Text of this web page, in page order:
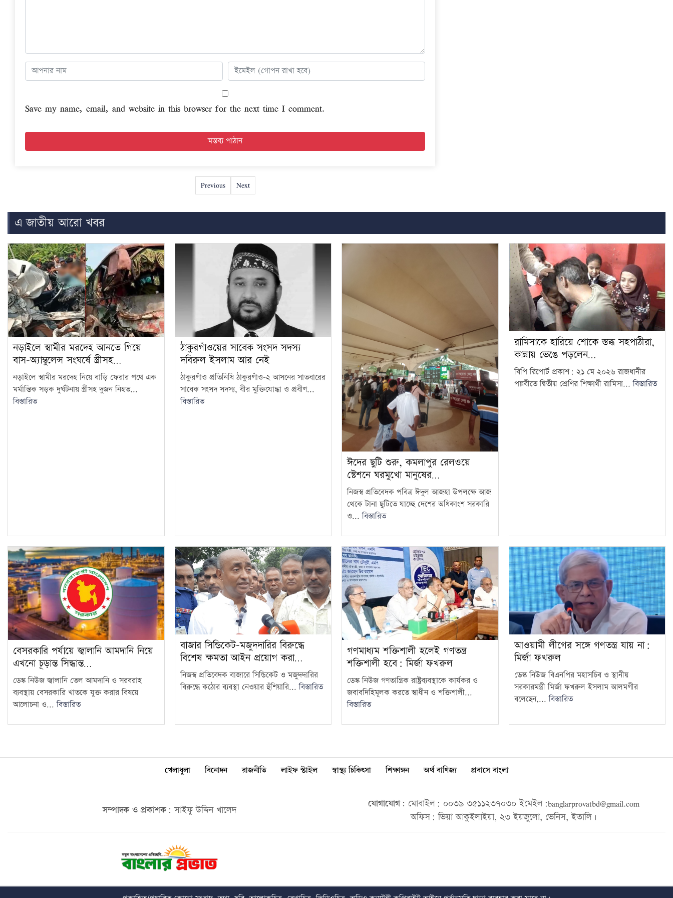
Save my name, email, and website in this browser for the next time I comment.
Previous Next
এ জাতীয় আরো খবর
নড়াইলে স্বামীর মরদেহ আনতে গিয়ে
বাস-অ্যাম্বুলেন্স সংঘর্ষে স্ত্রীসহ…
নড়াইলে স্বামীর মরদেহ নিয়ে বাড়ি ফেরার পথে এক
মর্মান্তিক সড়ক দুর্ঘটনায় স্ত্রীসহ দুজন নিহত...
বিস্তারিত
ঠাকুরগাঁওয়ের সাবেক সংসদ সদস্য
দবিরুল ইসলাম আর নেই
ঠাকুরগাঁও প্রতিনিধি ঠাকুরগাঁও-২ আসনের সাতবারের
সাবেক সংসদ সদস্য, বীর মুক্তিযোদ্ধা ও প্রবীণ...
বিস্তারিত
ঈদের ছুটি শুরু, কমলাপুর রেলওয়ে
স্টেশনে ঘরমুখো মানুষের…
নিজস্ব প্রতিবেদক পবিত্র ঈদুল আজহা উপলক্ষে আজ
থেকে টানা ছুটিতে যাচ্ছে দেশের অধিকাংশ সরকারি
ও...বিস্তারিত
রামিসাকে হারিয়ে শোকে স্তব্ধ সহপাঠীরা,
কান্নায় ভেঙে পড়লেন…
বিপি রিপোর্ট প্রকাশ: ২১ মে ২০২৬ রাজধানীর
পল্লবীতে দ্বিতীয় শ্রেণির শিক্ষার্থী রামিসা...বিস্তারিত
বেসরকারি পর্যায়ে জ্বালানি আমদানি নিয়ে
এখনো চূড়ান্ত সিদ্ধান্ত…
ডেস্ক নিউজ জ্বালানি তেল আমদানি ও সরবরাহ
ব্যবস্থায় বেসরকারি খাতকে যুক্ত করার বিষয়ে
আলোচনা ও...বিস্তারিত
বাজার সিন্ডিকেট-মজুদদারির বিরুদ্ধে
বিশেষ ক্ষমতা আইন প্রয়োগ করা…
নিজস্ব প্রতিবেদক বাজারে সিন্ডিকেট ও মজুদদারির
বিরুদ্ধে কঠোর ব্যবস্থা নেওয়ার হুঁশিয়ারি...বিস্তারিত
গণমাধ্যম শক্তিশালী হলেই গণতন্ত্র
শক্তিশালী হবে: মির্জা ফখরুল
ডেস্ক নিউজ গণতান্ত্রিক রাষ্ট্রব্যবস্থাকে কার্যকর ও
জবাবদিহিমূলক করতে স্বাধীন ও শক্তিশালী...
বিস্তারিত
আওয়ামী লীগের সঙ্গে গণতন্ত্র যায় না:
মির্জা ফখরুল
ডেস্ক নিউজ বিএনপির মহাসচিব ও স্থানীয়
সরকারমন্ত্রী মির্জা ফখরুল ইসলাম আলমগীর
বলেছেন,...বিস্তারিত
খেলাধুলা বিনোদন রাজনীতি লাইফ স্টাইল স্বাস্থ্য চিকিৎসা শিক্ষাঙ্গন অর্থ বাণিজ্য প্রবাসে বাংলা
সম্পাদক ও প্রকাশক: সাইফু উদ্দিন খালেদ
যোগাযোগ: মোবাইল: ০০৩৯ ৩৫১১২৩৭০৩০ ইমেইল:banglarprovatbd@gmail.com
অফিস: ভিয়া আকুইলাইয়া, ২৩ ইয়জুলো, ভেনিস, ইতালি।